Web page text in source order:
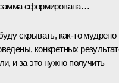
сформирована…
скрывать, как‑то
конкретных
и за это нужно получить